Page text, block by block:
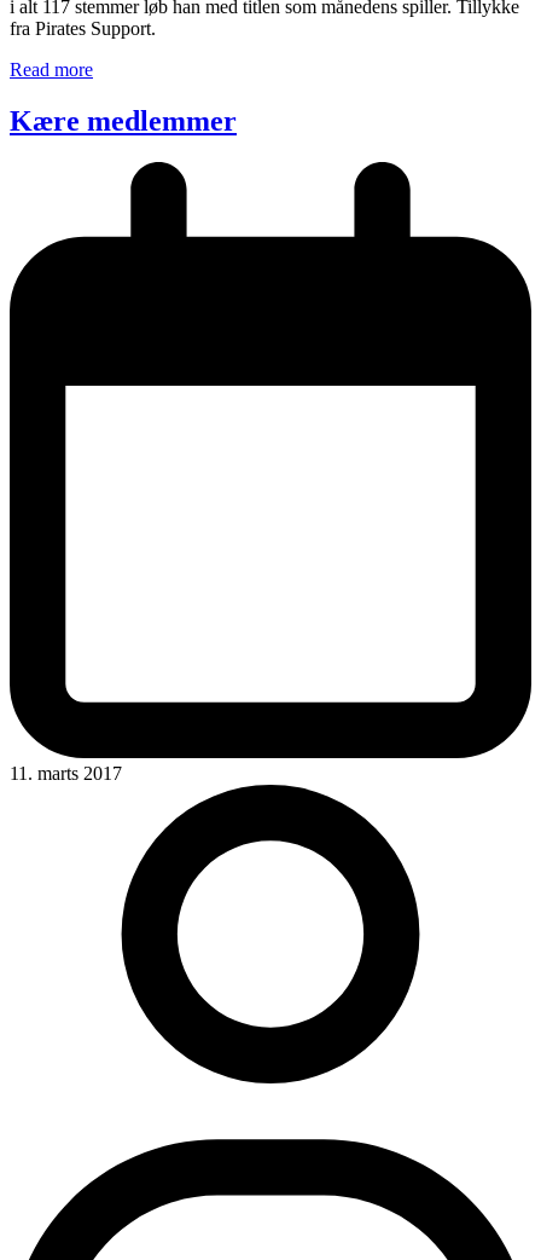
i alt 117 stemmer løb han med titlen som månedens spiller. Tillykke
fra Pirates Support.
Read more
Kære medlemmer
11. marts 2017